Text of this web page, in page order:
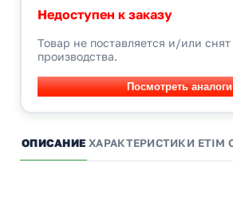
Недоступен к заказу
Товар не поставляется и/или снят
производства.
ОПИСАНИЕ ХАРАКТЕРИСТИКИ ETIM